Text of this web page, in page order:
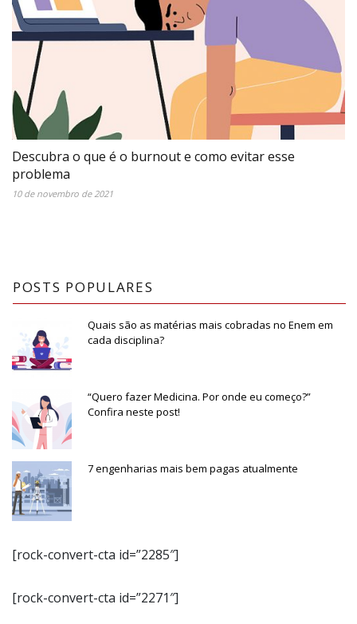
Descubra o que é o burnout e como evitar esse
problema
10 de novembro de 2021
POSTS POPULARES
Quais são as matérias mais cobradas no Enem em
cada disciplina?
“Quero fazer Medicina. Por onde eu começo?”
Confira neste post!
7 engenharias mais bem pagas atualmente
[rock-convert-cta id=”2285″]
[rock-convert-cta id=”2271″]